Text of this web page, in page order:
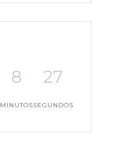
8
MINUTOS
27
SEGUNDOS